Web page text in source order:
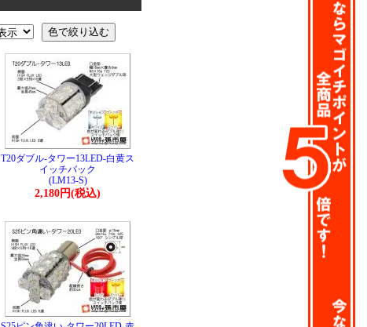
T20ダブル-タワー13LED-白黄ス
イッチバック
(LM13-S)
2,180円(税込)